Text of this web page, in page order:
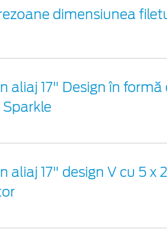
dimensiunea
aliaj 17" Design în formă
aliaj 17" design V cu 5 x